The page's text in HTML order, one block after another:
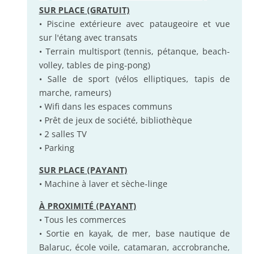
SUR PLACE (GRATUIT)
• Piscine extérieure avec pataugeoire et vue
sur l'étang avec transats
• Terrain multisport (tennis, pétanque, beach-
volley, tables de ping-pong)
• Salle de sport (vélos elliptiques, tapis de
marche, rameurs)
• Wifi dans les espaces communs
• Prêt de jeux de société, bibliothèque
• 2 salles TV
• Parking
SUR PLACE (PAYANT)
• Machine à laver et sèche-linge
À PROXIMITÉ (PAYANT)
• Tous les commerces
• Sortie en kayak, de mer, base nautique de
Balaruc, école voile, catamaran, accrobranche,